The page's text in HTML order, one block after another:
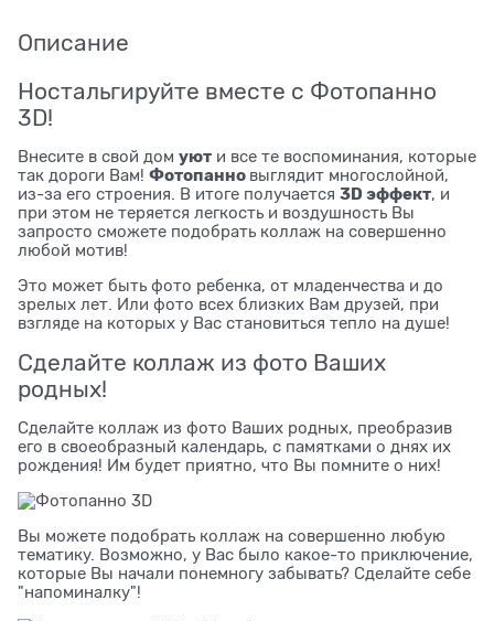
Описание
Ностальгируйте вместе с Фотопанно
3D!
Внесите в свой дом уют и все те воспоминания, которые
так дороги Вам! Фотопанно выглядит многослойной,
из-за его строения. В итоге получается 3D эффект, и
при этом не теряется легкость и воздушность Вы
запросто сможете подобрать коллаж на совершенно
любой мотив!
Это может быть фото ребенка, от младенчества и до
зрелых лет. Или фото всех близких Вам друзей, при
взгляде на которых у Вас становиться тепло на душе!
Сделайте коллаж из фото Ваших
родных!
Сделайте коллаж из фото Ваших родных, преобразив
его в своеобразный календарь, с памятками о днях их
рождения! Им будет приятно, что Вы помните о них!
Вы можете подобрать коллаж на совершенно любую
тематику. Возможно, у Вас было какое-то приключение,
которые Вы начали понемногу забывать? Сделайте себе
"напоминалку"!